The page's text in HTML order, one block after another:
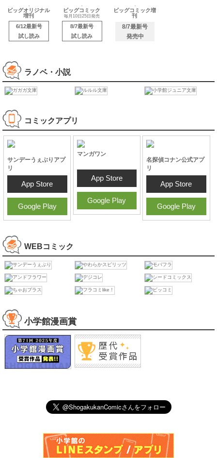
試し読み
試し読み
試し読み
ビッグオリジナル
試し読み
ビッグコミック
試し読み
ビッグコミック増
コミックアプリ
サンデーうぇぶりアプ
リ
App Store
Google Play
App Store
Google Play
App Store
Google Play
WEBコミック
小学館漫画賞